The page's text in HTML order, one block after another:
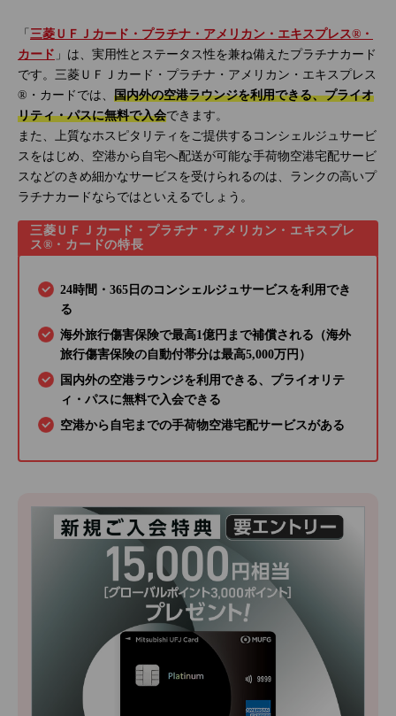
「 三菱ＵＦＪカード・プラチナ・アメリカン・エキスプレス®・
カード 」は、実用性とステータス性を兼ね備えたプラチナカード
です。三菱ＵＦＪカード・プラチナ・アメリカン・エキスプレス
®・カードでは、 国内外の空港ラウンジを利用できる、プライオ
リティ・パスに無料で入会できます。
また、上質なホスピタリティをご提供するコンシェルジュサービ
スをはじめ、空港から自宅へ配送が可能な手荷物空港宅配サービ
スなどのきめ細かなサービスを受けられるのは、ランクの高いプ
ラチナカードならではといえるでしょう。
三菱ＵＦＪカード・プラチナ・アメリカン・エキスプレ
ス®・カードの特長
24時間・365日のコンシェルジュサービスを利用でき
る
海外旅行傷害保険で最高1億円まで補償される（海外
旅行傷害保険の自動付帯分は最高5,000万円）
国内外の空港ラウンジを利用できる、プライオリテ
ィ・パスに無料で入会できる
空港から自宅までの手荷物空港宅配サービスがある